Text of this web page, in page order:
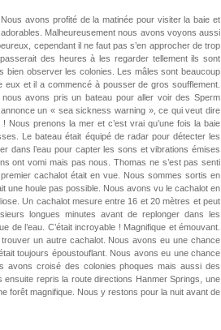
avons profité de la matinée pour visiter la baie et
Malheureusement nous avons voyons aussi
cependant il ne faut pas s’en approcher de trop
des heures à les regarder tellement ils sont
bien observer les colonies. Les mâles sont beaucoup
eux et il a commencé à pousser de gros soufflement.
avons pris un bateau pour aller voir des Sperm
un « sea sickness warning », ce qui veut dire
Nous prenons la mer et c’est vrai qu’une fois la baie
Le bateau était équipé de radar pour détecter les
dans l’eau pour capter les sons et vibrations émises
ont vomi mais pas nous. Thomas ne s’est pas senti
cachalot était en vue. Nous sommes sortis en
une houle pas possible. Nous avons vu le cachalot en
Un cachalot mesure entre 16 et 20 mètres et peut
longues minutes avant de replonger dans les
de l’eau. C’était incroyable ! Magnifique et émouvant.
un autre cachalot. Nous avons eu une chance
toujours époustouflant. Nous avons eu une chance
avons croisé des colonies phoques mais aussi des
repris la route directions Hanmer Springs, une
forêt magnifique. Nous y restons pour la nuit avant de